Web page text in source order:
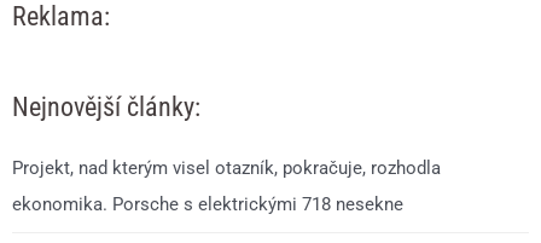
Reklama:
Nejnovější články:
Projekt, nad kterým visel otazník, pokračuje, rozhodla
ekonomika. Porsche s elektrickými 718 nesekne